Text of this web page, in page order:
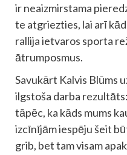
ir neaizmirstama
te atgriezties, lai arī
rallija ietvaros sporta
ātrumposmus.
Savukārt Kalvis Blūms
ilgstoša darba
tāpēc, ka kāds mums
izcīnījām iespēju šeit
grib, bet tam visam